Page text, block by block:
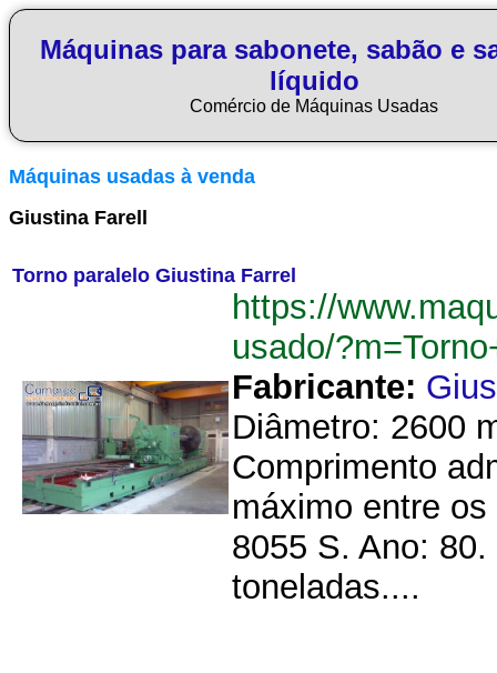
Máquinas para sabonete, sabão e
líquido
Comércio de Máquinas Usadas
Máquinas usadas à venda
Giustina Farell
Torno paralelo Giustina Farrel
https://
usado/
Fabricante:
Diâmetro: 2600
Comprimento
máximo entre
8055 S. Ano:
toneladas....